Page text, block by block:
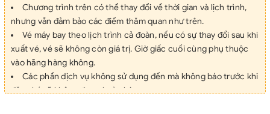
Chương trình trên có thể thay đổi về thời gian và lịch trình,
nhưng vẫn đảm bảo các điểm thăm quan như trên.
Vé máy bay theo lịch trình cả đoàn, nếu có sự thay đổi sau khi
xuất vé, vé sẽ không còn giá trị. Giờ giấc cuối cùng phụ thuộc
vào hãng hàng không.
Các phần dịch vụ không sử dụng đến mà không báo trước khi
đăng ký sẽ không được hoàn lại.